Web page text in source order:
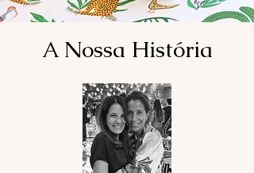
A Nossa História